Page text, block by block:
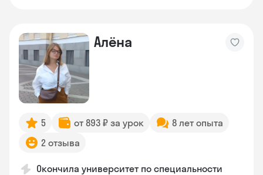
Алёна
5 от 893 ₽ за урок
8 лет опыта
2 отзыва
Окончила университет по специальности